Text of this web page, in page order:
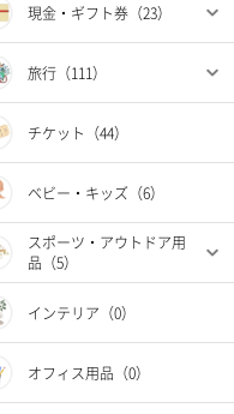
現金・ギフト券（23）
旅行（111）
チケット（44）
ベビー・キッズ（6）
スポーツ・アウトドア用
品（5）
インテリア（0）
オフィス用品（0）